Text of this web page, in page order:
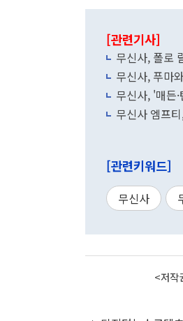
[관련기사]
무신사, 폴로
무신사, 푸마
무신사, '매든
무신사 엠프
[관련키워드]
무신사
<저작